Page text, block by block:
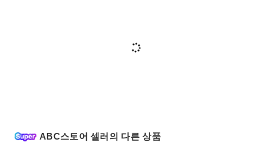
ABC스토어 셀러의 다른 상품